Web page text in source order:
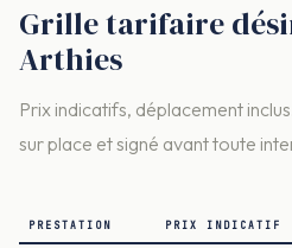
Grille tarifaire
Arthies
Prix indicatifs, déplacement
sur place et signé avant toute
PRESTATION PRIX INDICATIF